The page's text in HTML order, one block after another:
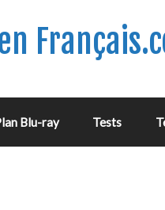
Blu-ray Tests